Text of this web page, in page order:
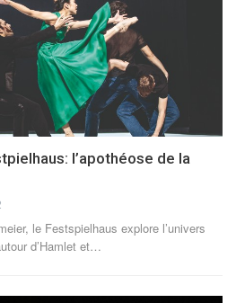
l’apothéose de la
le Festspielhaus explore l’univers
d’Hamlet et…